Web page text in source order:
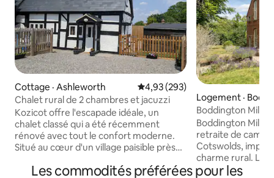
Cottage · Ashleworth Note moyenne de 4,93 sur 5,
4,93 (293)
Chalet rural de 2 chambres et jacuzzi
Kozicot offre l'escapade idéale, un
chalet classé qui a été récemment
rénové avec tout le confort moderne.
Situé au cœur d'un village paisible près
et d'un café. 2 grandes chambres bien
Logement ·
Boddington Mill
Boddington Mill
retraite de
Cotswolds,
charme rural.
pièces de moulin
Les commodités préférées pour les